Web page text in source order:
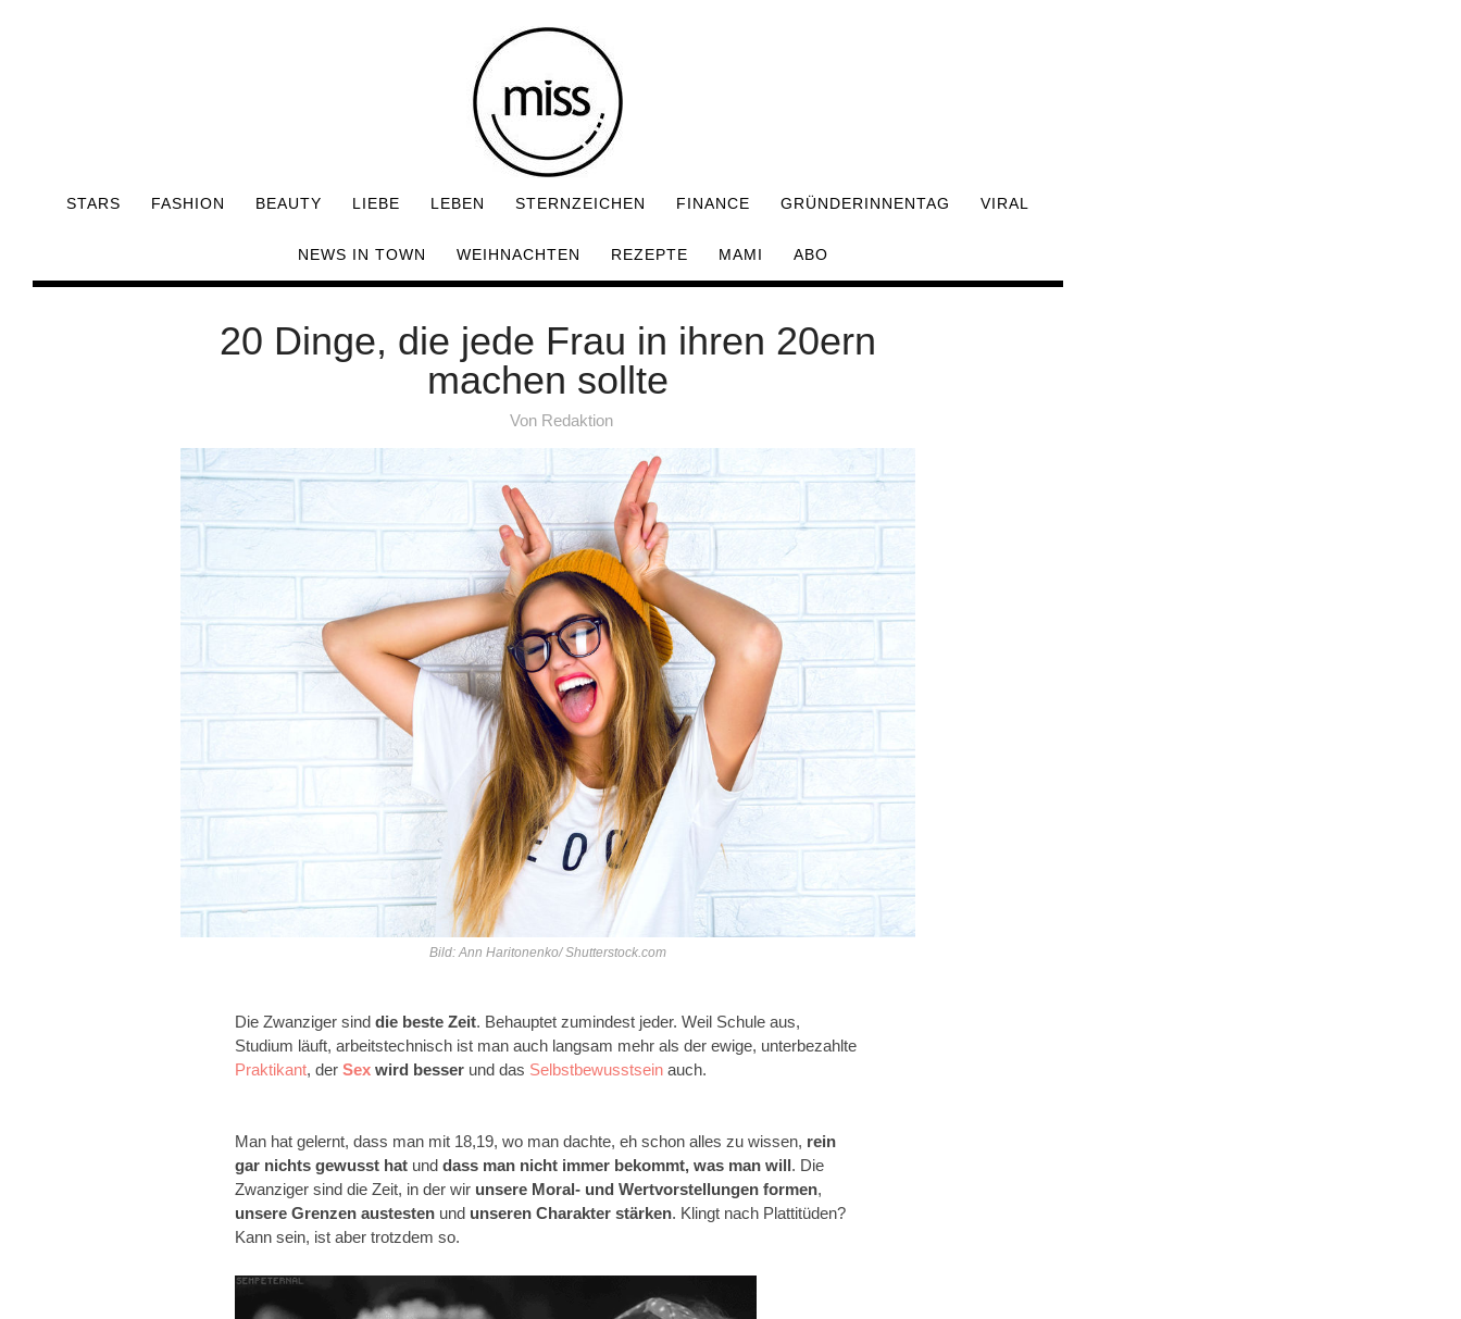
STARS FASHION BEAUTY LIEBE LEBEN STERNZEICHEN FINANCE GRÜNDERINNENTAG VIRAL
NEWS IN TOWN WEIHNACHTEN REZEPTE MAMI ABO
20 Dinge, die jede Frau in ihren 20ern
machen sollte
Von Redaktion
Bild: Ann Haritonenko/ Shutterstock.com
Die Zwanziger sind die beste Zeit. Behauptet zumindest jeder. Weil Schule aus,
Studium läuft, arbeitstechnisch ist man auch langsam mehr als der ewige, unterbezahlte
Praktikant, der Sex wird besser und das Selbstbewusstsein auch.
Man hat gelernt, dass man mit 18,19, wo man dachte, eh schon alles zu wissen, rein
gar nichts gewusst hat und dass man nicht immer bekommt, was man will. Die
Zwanziger sind die Zeit, in der wir unsere Moral- und Wertvorstellungen formen,
unsere Grenzen austesten und unseren Charakter stärken. Klingt nach Plattitüden?
Kann sein, ist aber trotzdem so.